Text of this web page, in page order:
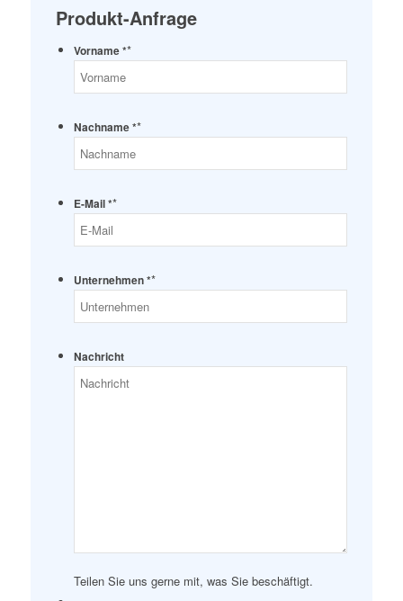
Produkt-Anfrage
Vorname **
Nachname **
E-Mail **
Unternehmen **
Nachricht
Teilen Sie uns gerne mit, was Sie beschäftigt.